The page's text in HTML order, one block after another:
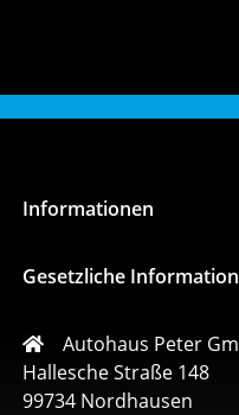
Informationen
Gesetzliche
Autohaus Peter
Hallesche Straße 148
99734 Nordhausen